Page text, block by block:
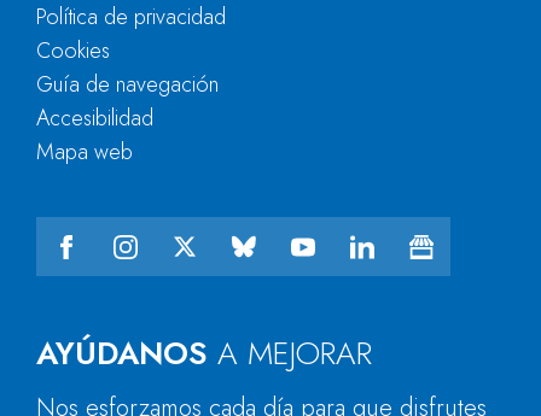
AYÚDANOS A MEJORAR
Nos esforzamos cada día para que disfrutes
Política de privacidad
Cookies
Guía de navegación
Accesibilidad
Mapa web